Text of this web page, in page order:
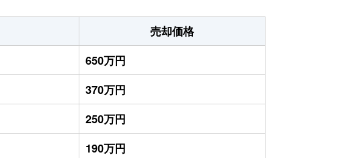
売却価格
650万円
370万円
250万円
190万円